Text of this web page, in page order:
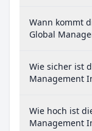
Wann kommt
Global
Wie sicher ist
Management
Wie hoch ist
Management